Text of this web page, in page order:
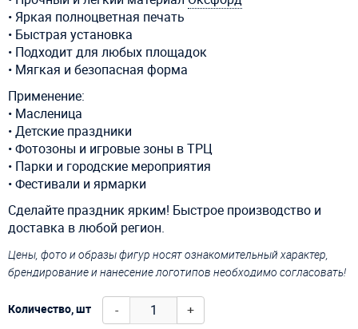
• Яркая полноцветная печать
• Быстрая установка
• Подходит для любых площадок
• Мягкая и безопасная форма
Применение:
• Масленица
• Детские праздники
• Фотозоны и игровые зоны в ТРЦ
• Парки и городские мероприятия
• Фестивали и ярмарки
Сделайте праздник ярким! Быстрое производство и
доставка в любой регион.
Цены, фото и образы фигур носят ознакомительный характер,
брендирование и нанесение логотипов необходимо согласовать!
Количество, шт - +